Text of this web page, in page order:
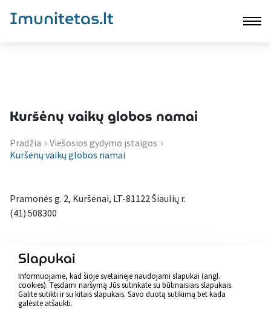
Imunitetas.lt
Kuršėnų vaikų globos namai
Pradžia › Viešosios gydymo įstaigos ›
Kuršėnų vaikų globos namai
Pramonės g. 2, Kuršėnai, LT-81122 Šiaulių r.
(41) 508300
Atgal
Slapukai
Informuojame, kad šioje svetainėje naudojami slapukai (angl.
cookies). Tęsdami naršymą Jūs sutinkate su būtinaisiais slapukais.
Galite sutikti ir su kitais slapukais. Savo duotą sutikimą bet kada
galėsite atšaukti.